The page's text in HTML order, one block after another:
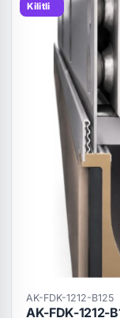
Kilitli
AK-FDK-1212-B125
AK-FDK-1212-